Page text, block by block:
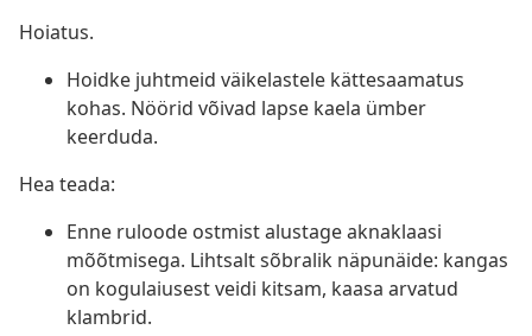
Hoiatus.
Hoidke juhtmeid väikelastele kättesaamatus
kohas. Nöörid võivad lapse kaela ümber
keerduda.
Hea teada:
Enne ruloode ostmist alustage aknaklaasi
mõõtmisega. Lihtsalt sõbralik näpunäide: kangas
on kogulaiusest veidi kitsam, kaasa arvatud
klambrid.